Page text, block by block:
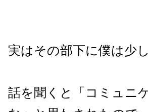
実はその部下に僕は少
話を聞くと「コミュニ